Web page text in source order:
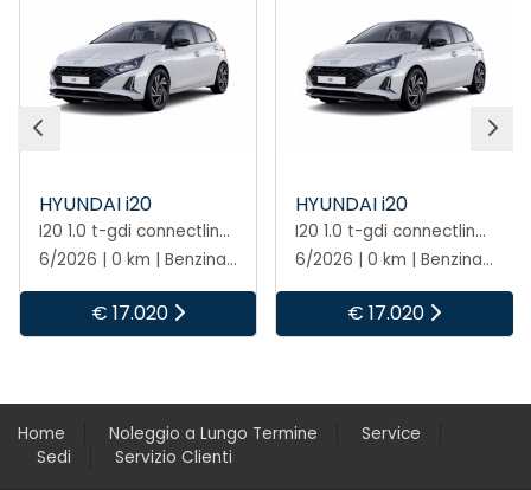
HYUNDAI i20
I20 1.0 t-gdi connectline exterior pack 90cv mt
6/2026 | 0 km | Benzina | Manuale
€ 17.020
HYUNDAI i20
I20 1.0 t-gdi connectline exterior pack 90cv mt
6/2026 | 0 km | Benzina | Manuale
€ 17.020
Home Noleggio a Lungo Termine
Service
Sedi
Servizio Clienti